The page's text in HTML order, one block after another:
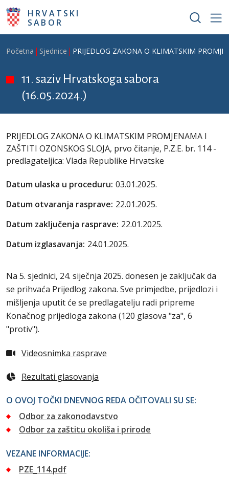
Skoči na glavni sadržaj
HRVATSKI
SABOR
Breadcrumb
Početna Sjednice PRIJEDLOG ZAKONA O KLIMATSKIM
11. saziv Hrvatskoga sabora
(16.05.2024.)
PRIJEDLOG ZAKONA O KLIMATSKIM PROMJENAMA I
ZAŠTITI OZONSKOG SLOJA, prvo čitanje, P.Z.E. br. 114 -
predlagateljica: Vlada Republike Hrvatske
Datum ulaska u proceduru: 03.01.2025.
Datum otvaranja rasprave: 22.01.2025.
Datum zaključenja rasprave: 22.01.2025.
Datum izglasavanja: 24.01.2025.
Na 5. sjednici, 24. siječnja 2025. donesen je zaključak da
se prihvaća Prijedlog zakona. Sve primjedbe, prijedlozi i
mišljenja uputit će se predlagatelju radi pripreme
Konačnog prijedloga zakona (120 glasova "za", 6
"protiv").
Videosnimka rasprave
Rezultati glasovanja
O OVOJ TOČKI DNEVNOG REDA OČITOVALI SU SE:
Odbor za zakonodavstvo
Odbor za zaštitu okoliša i prirode
VEZANE INFORMACIJE:
PZE_114.pdf